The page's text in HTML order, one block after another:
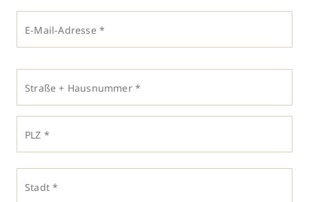
E-Mail-Adresse *
Straße + Hausnummer *
PLZ *
Stadt *